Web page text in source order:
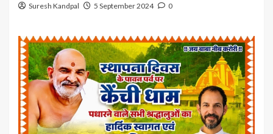
Suresh Kandpal 5 September 2024 0